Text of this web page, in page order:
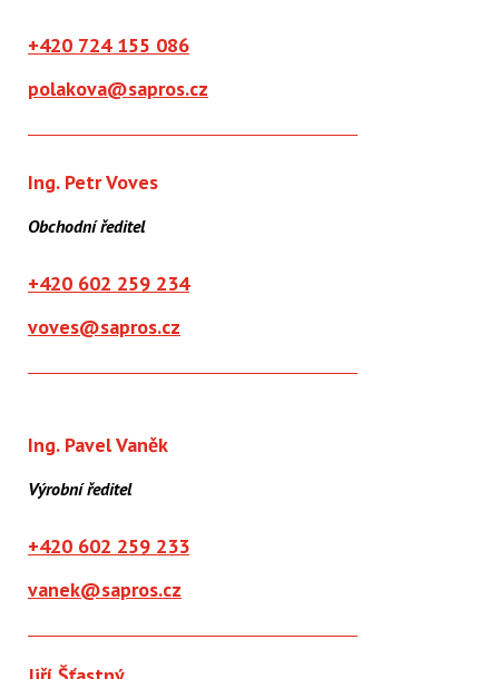
+420 724 155 086
polakova@sapros.cz
Ing. Petr Voves
Obchodní ředitel
+420 602 259 234
voves@sapros.cz
Ing. Pavel Vaněk
Výrobní ředitel
+420 602 259 233
vanek@sapros.cz